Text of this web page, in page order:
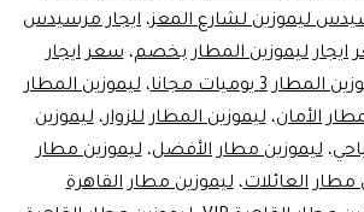
ليموزين لشارع المعز، ايجار مرسيدس
ايجار ليموزين المطار بخصم،سعر ايجار
المطار 3 يوميات مجانا ،ليموزين المطار
الأمان،ليموزين المطار للزوار،ليموزين
،ليموزين مطار الأفضل،ليموزين مطار
مطار العائلات،ليموزين مطار القاهرة